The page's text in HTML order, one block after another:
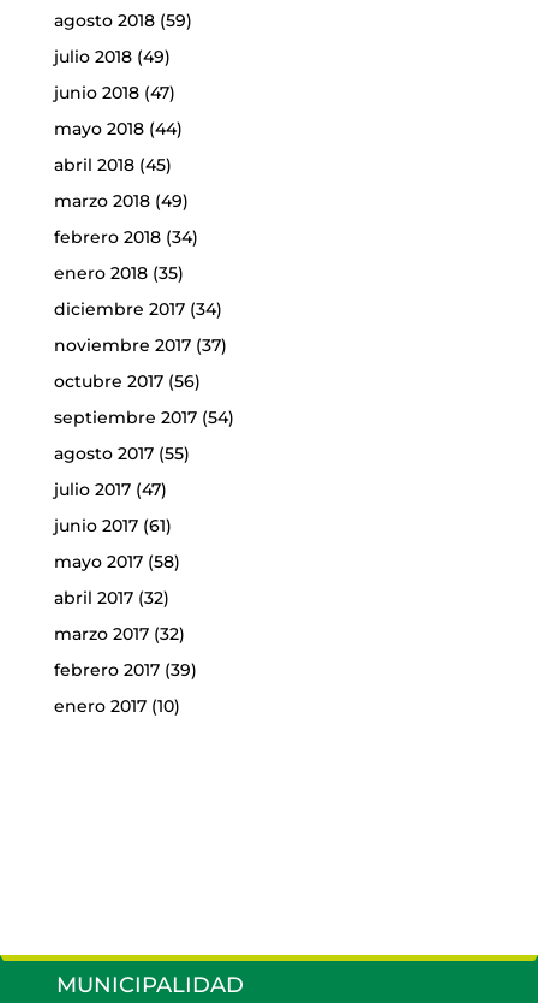
agosto 2018(59)
julio 2018(49)
junio 2018(47)
mayo 2018(44)
abril 2018(45)
marzo 2018(49)
febrero 2018(34)
enero 2018(35)
diciembre 2017(34)
noviembre 2017(37)
octubre 2017(56)
septiembre 2017(54)
agosto 2017(55)
julio 2017(47)
junio 2017(61)
mayo 2017(58)
abril 2017(32)
marzo 2017(32)
febrero 2017(39)
enero 2017(10)
MUNICIPALIDAD